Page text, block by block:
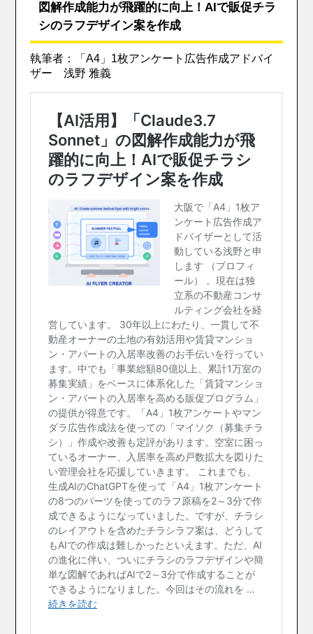
図解作成能力が飛躍的に向上！AIで販促チラ
シのラフデザイン案を作成
執筆者：「A4」1枚アンケート広告作成アドバイ
ザー 浅野 雅義